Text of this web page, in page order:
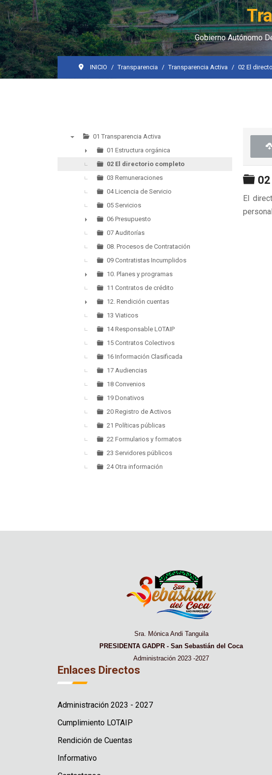
Gobierno Autónomo
INICIO Transparencia Transparencia Activa 02 El
01 Transparencia Activa
►
01 Estructura orgánica
02 El directorio completo
03 Remuneraciones
04 Licencia de Servicio
05 Servicios
►
06 Presupuesto
07 Auditorías
08. Procesos de Contratación
09 Contratistas Incumplidos
►
10. Planes y programas
11 Contratos de crédito
►
12. Rendición cuentas
13 Viaticos
14 Responsable LOTAIP
15 Contratos Colectivos
16 Información Clasificada
17 Audiencias
18 Convenios
19 Donativos
20 Registro de Activos
21 Políticas públicas
22 Formularios y formatos
23 Servidores públicos
24 Otra información
El
Sra. Mónica Andi Tanguila
PRESIDENTA GADPR - San Sebastián del Coca
Administración 2023 -2027
Enlaces Directos
Administración 2023 - 2027
Cumplimiento LOTAIP
Rendición de Cuentas
Informativo